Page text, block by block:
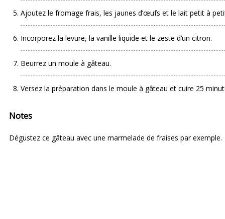
Ajoutez le fromage frais, les jaunes d’œufs et le lait petit à
Incorporez la levure, la vanille liquide et le zeste d’un citron.
Beurrez un moule à gâteau.
Versez la préparation dans le moule à gâteau et cuire 25
Notes
Dégustez ce gâteau avec une marmelade de fraises par exemple.